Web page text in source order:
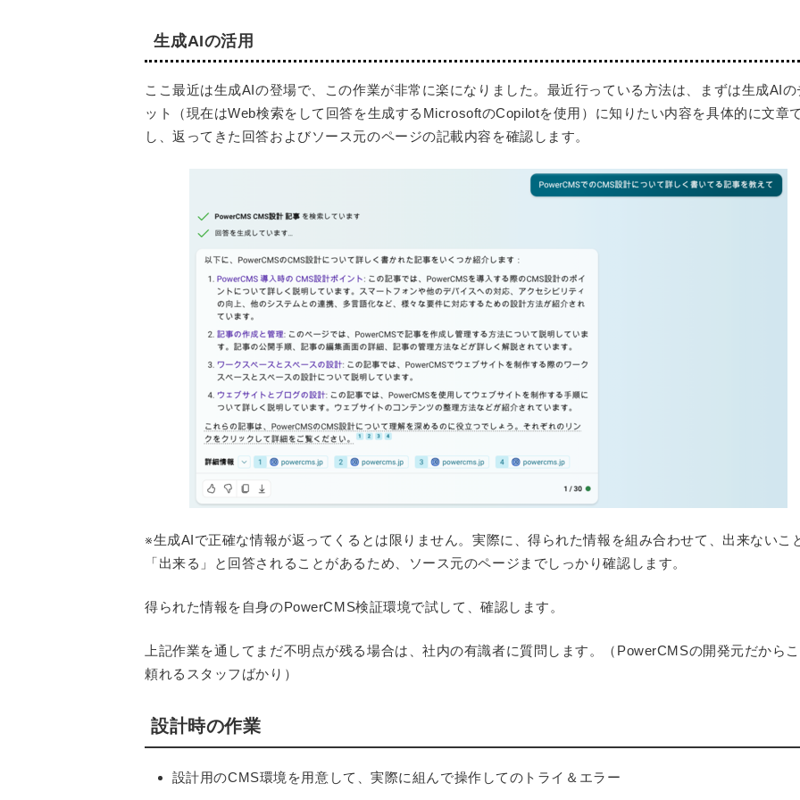
生成AIの活用
ここ最近は生成AIの登場で、この作業が非常に楽になりました。最近行っている方法は、まずは生成AIの
ット（現在はWeb検索をして回答を生成するMicrosoftのCopilotを使用）に知りたい内容を具体的に文章
し、返ってきた回答およびソース元のページの記載内容を確認します。
※生成AIで正確な情報が返ってくるとは限りません。実際に、得られた情報を組み合わせて、出来ないこ
「出来る」と回答されることがあるため、ソース元のページまでしっかり確認します。
得られた情報を自身のPowerCMS検証環境で試して、確認します。
上記作業を通してまだ不明点が残る場合は、社内の有識者に質問します。（PowerCMSの開発元だからこ
頼れるスタッフばかり）
設計時の作業
設計用のCMS環境を用意して、実際に組んで操作してのトライ＆エラー